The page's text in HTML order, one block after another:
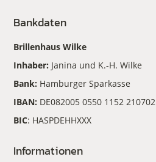
Bankdaten
Brillenhaus Wilke
Inhaber: Janina und K.-H. Wilke
Bank: Hamburger Sparkasse
IBAN: DE082005 0550 1152 210702
BIC: HASPDEHHXXX
Informationen